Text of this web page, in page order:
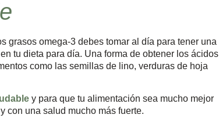
grasos omega-3 debes tomar al día para tener una
tu dieta para día. Una forma de obtener los ácidos
como las semillas de lino, verduras de hoja
y para que tu alimentación sea mucho mejor
con una salud mucho más fuerte.